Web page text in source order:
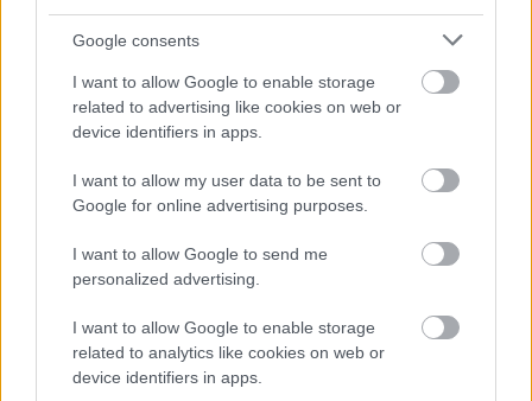
Google consents
I want to allow Google to enable storage
related to advertising like cookies on web or
device identifiers in apps.
I want to allow my user data to be sent to
Google for online advertising purposes.
I want to allow Google to send me
personalized advertising.
I want to allow Google to enable storage
related to analytics like cookies on web or
device identifiers in apps.
deviņgadnieku
matemātikā?
laikapstākļu kontrasti –
vienuviet +30, citviet
plosīsies negaiss
lidostā ceļotāji šodien
nīkst milzīgās rindās.
Atcelt Ziņot